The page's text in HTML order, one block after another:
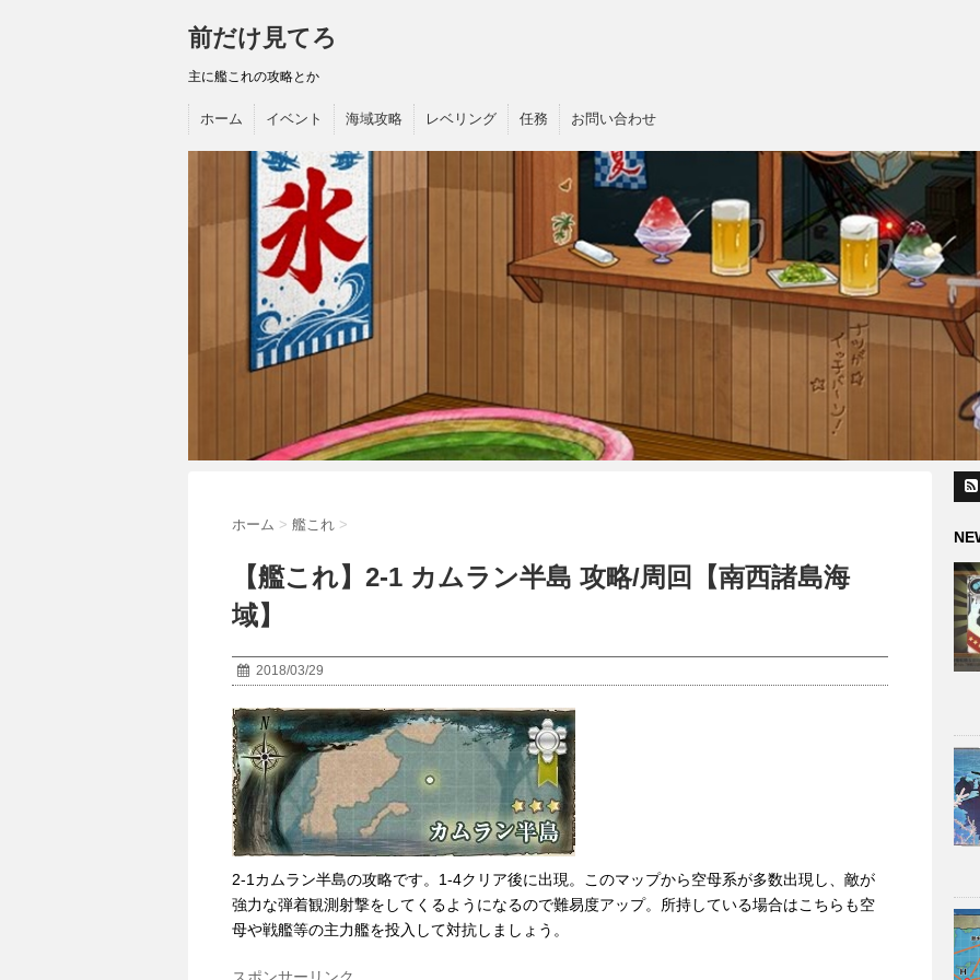
前だけ見てろ
主に艦これの攻略とか
ホーム イベント 海域攻略 レベリング 任務 お問い合わせ
ホーム > 艦これ >
【艦これ】2-1 カムラン半島 攻略/周回【南西諸島海
域】
2018/03/29
2-1カムラン半島の攻略です。1-4クリア後に出現。このマップから空母系が多数出現し、敵が
強力な弾着観測射撃をしてくるようになるので難易度アップ。所持している場合はこちらも空
母や戦艦等の主力艦を投入して対抗しましょう。